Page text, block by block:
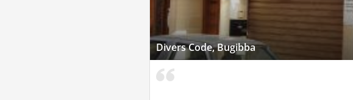
Divers Code, Bugibba